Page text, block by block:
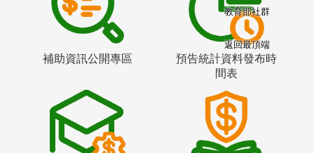
補助資訊公開專區
預告統計資料發布時
間表
教育部社群
返回最頂端